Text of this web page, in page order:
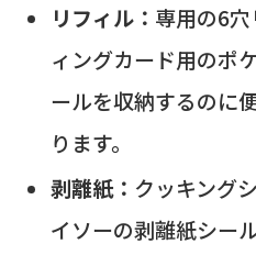
リフィル： 専用の6
ィングカード用のポ
ールを収納するのに
ります。
剥離紙： クッキング
イソーの剥離紙シー